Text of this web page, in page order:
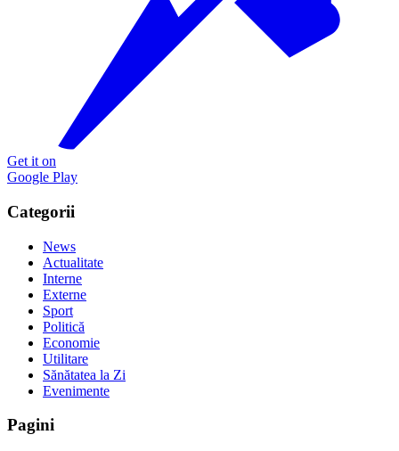
Get it on
Google Play
Categorii
News
Actualitate
Interne
Externe
Sport
Politică
Economie
Utilitare
Sănătatea la Zi
Evenimente
Pagini